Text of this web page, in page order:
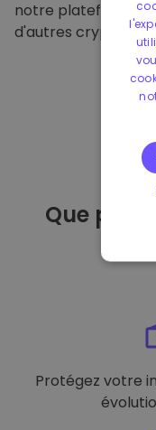
notre plateforme
d'autres crypto-
Que
Protégez votre